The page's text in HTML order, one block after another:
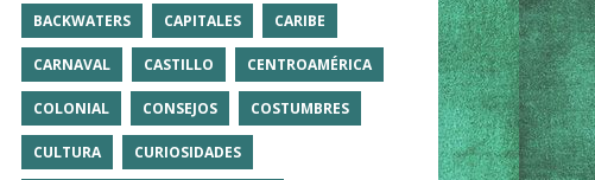
BACKWATERS CAPITALES CARIBE
CARNAVAL CASTILLO CENTROAMÉRICA
COLONIAL CONSEJOS COSTUMBRES
CULTURA CURIOSIDADES